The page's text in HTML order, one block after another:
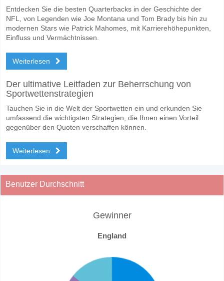
Entdecken Sie die besten Quarterbacks in der Geschichte der
NFL, von Legenden wie Joe Montana und Tom Brady bis hin zu
modernen Stars wie Patrick Mahomes, mit Karrierehöhepunkten,
Einfluss und Vermächtnissen.
Weiterlesen
Der ultimative Leitfaden zur Beherrschung von
Sportwettenstrategien
Tauchen Sie in die Welt der Sportwetten ein und erkunden Sie
umfassend die wichtigsten Strategien, die Ihnen einen Vorteil
gegenüber den Quoten verschaffen können.
Weiterlesen
Benutzer Durchschnitt
Gewinner
England